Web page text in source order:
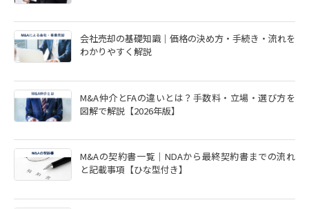
会社売却の基礎知識｜価格の決め方・手続き・流れを
わかりやすく解説
M&A仲介とFAの違いとは？手数料・立場・選び方を
図解で解説【2026年版】
M&Aの契約書一覧｜NDAから最終契約書までの流れ
と記載事項【ひな型付き】